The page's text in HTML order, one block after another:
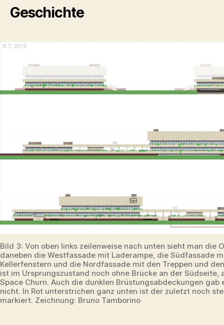
Geschichte
Bild 3: Von oben links zeilenweise nach unten sieht man die
daneben die Westfassade mit Laderampe, die Südfassade
Kellerfenstern und die Nordfassade mit den Treppen und
ist im Ursprungszustand noch ohne Brücke an der Südseite,
Space Churn. Auch die dunklen Brüstungsabdeckungen gab
nicht. In Rot unterstrichen ganz unten ist der zuletzt noch
markiert. Zeichnung: Bruno Tamborino